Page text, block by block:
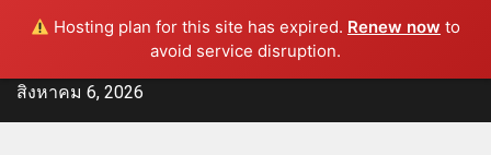
Hosting plan for this site has expired. Renew now to
avoid service disruption.
Skipสิงหาคม 6, 2026